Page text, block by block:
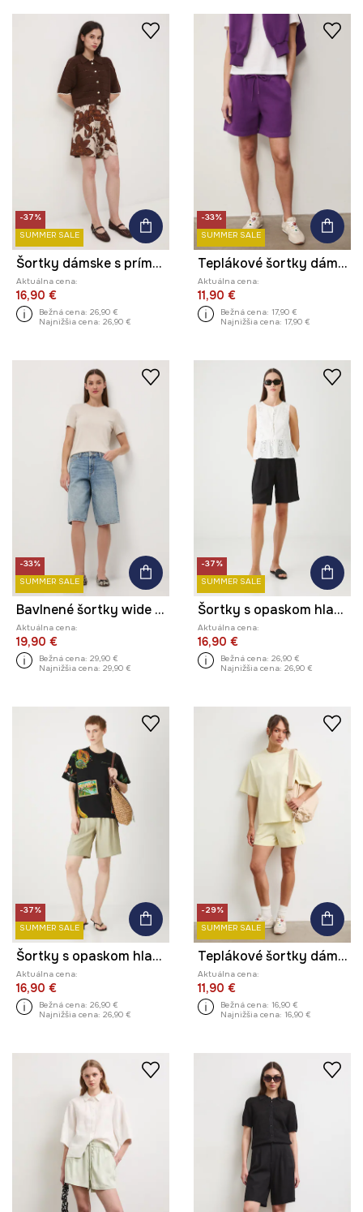
-37%
SUMMER SALE
Šortky dámske s prímesou ľanu
Aktuálna cena:
16,90 €
Bežná cena: 26,90 €
Najnižšia cena: 26,90 €
-33%
SUMMER SALE
Teplákové šortky dámske
Aktuálna cena:
11,90 €
Bežná cena: 17,90 €
Najnižšia cena: 17,90 €
-33%
SUMMER SALE
Bavlnené šortky wide leg s praným efektom
Aktuálna cena:
19,90 €
Bežná cena: 29,90 €
Najnižšia cena: 29,90 €
-37%
SUMMER SALE
Šortky s opaskom hladké
Aktuálna cena:
16,90 €
Bežná cena: 26,90 €
Najnižšia cena: 26,90 €
-37%
SUMMER SALE
Šortky s opaskom hladké
Aktuálna cena:
16,90 €
Bežná cena: 26,90 €
Najnižšia cena: 26,90 €
-29%
SUMMER SALE
Teplákové šortky dámske bavlnené regular waist
Aktuálna cena:
11,90 €
Bežná cena: 16,90 €
Najnižšia cena: 16,90 €